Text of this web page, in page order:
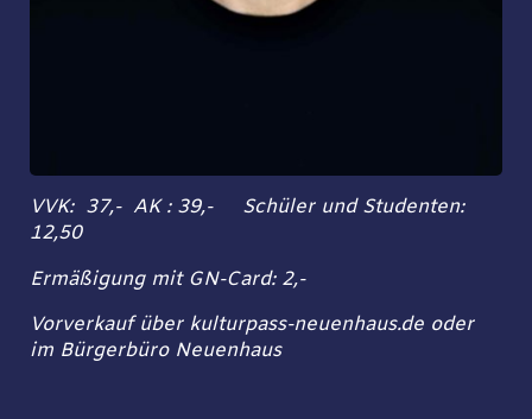
VVK: 37,- AK : 39,- Schüler und Studenten:
12,50
Ermäßigung mit GN-Card: 2,-
Vorverkauf über kulturpass-neuenhaus.de oder
im Bürgerbüro Neuenhaus